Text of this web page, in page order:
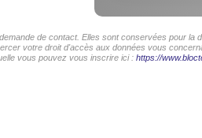
de contact. Elles sont conservées pour la
votre droit d'accès aux données vous
vous pouvez vous inscrire ici : https://